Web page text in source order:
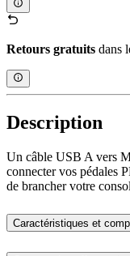
Retours gratuits dans
Description
Un câble USB A vers
connecter vos pédales
de brancher votre
Caractéristiques et